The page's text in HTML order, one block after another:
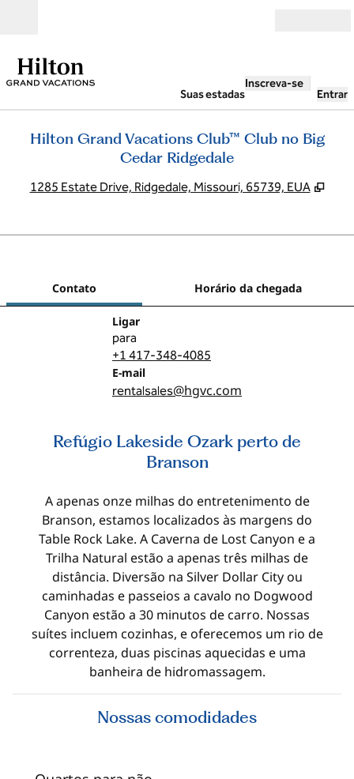
Suas estadas
Inscreva-se
Entrar
Hilton Grand Vacations Club™ Club no Big
Cedar Ridgedale
1285 Estate Drive, Ridgedale, Missouri, 65739, EUA ,
Contato Horário da chegada
Ligar
Ligue
para
+1 417-348-4085
E-mail
Email
rentalsales@hgvc.com
Refúgio Lakeside Ozark perto de
Branson
A apenas onze milhas do entretenimento de
Branson, estamos localizados às margens do
Table Rock Lake. A Caverna de Lost Canyon e a
Trilha Natural estão a apenas três milhas de
distância. Diversão na Silver Dollar City ou
caminhadas e passeios a cavalo no Dogwood
Canyon estão a 30 minutos de carro. Nossas
suítes incluem cozinhas, e oferecemos um rio de
correnteza, duas piscinas aquecidas e uma
banheira de hidromassagem.
Nossas comodidades